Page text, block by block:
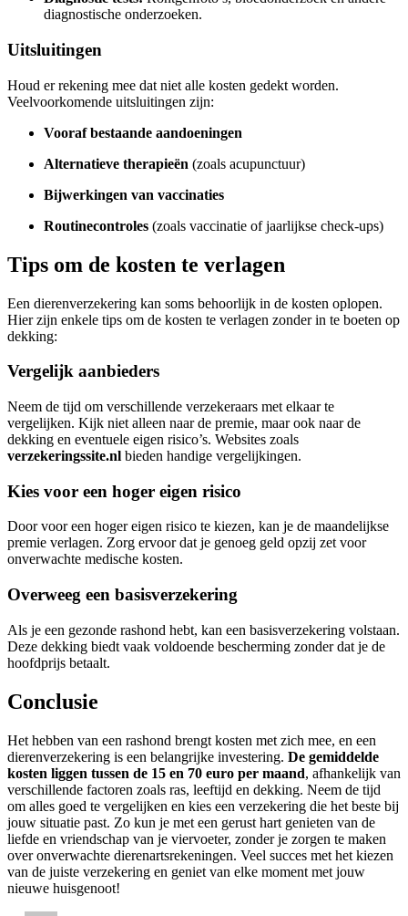
diagnostische onderzoeken.
Uitsluitingen
Houd er rekening mee dat niet alle kosten gedekt worden.
Veelvoorkomende uitsluitingen zijn:
Vooraf bestaande aandoeningen
Alternatieve therapieën (zoals acupunctuur)
Bijwerkingen van vaccinaties
Routinecontroles (zoals vaccinatie of jaarlijkse check-ups)
Tips om de kosten te verlagen
Een dierenverzekering kan soms behoorlijk in de kosten oplopen.
Hier zijn enkele tips om de kosten te verlagen zonder in te boeten op
dekking:
Vergelijk aanbieders
Neem de tijd om verschillende verzekeraars met elkaar te
vergelijken. Kijk niet alleen naar de premie, maar ook naar de
dekking en eventuele eigen risico’s. Websites zoals
verzekeringssite.nl bieden handige vergelijkingen.
Kies voor een hoger eigen risico
Door voor een hoger eigen risico te kiezen, kan je de maandelijkse
premie verlagen. Zorg ervoor dat je genoeg geld opzij zet voor
onverwachte medische kosten.
Overweeg een basisverzekering
Als je een gezonde rashond hebt, kan een basisverzekering volstaan.
Deze dekking biedt vaak voldoende bescherming zonder dat je de
hoofdprijs betaalt.
Conclusie
Het hebben van een rashond brengt kosten met zich mee, en een
dierenverzekering is een belangrijke investering. De gemiddelde
kosten liggen tussen de 15 en 70 euro per maand, afhankelijk van
verschillende factoren zoals ras, leeftijd en dekking. Neem de tijd
om alles goed te vergelijken en kies een verzekering die het beste bij
jouw situatie past. Zo kun je met een gerust hart genieten van de
liefde en vriendschap van je viervoeter, zonder je zorgen te maken
over onverwachte dierenartsrekeningen. Veel succes met het kiezen
van de juiste verzekering en geniet van elke moment met jouw
nieuwe huisgenoot!